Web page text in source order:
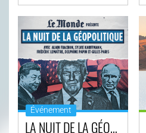
Événement
LA NUIT DE LA GÉOPOLITIQUE 2026